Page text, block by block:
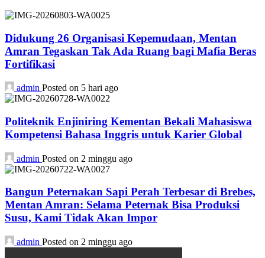
Didukung 26 Organisasi Kepemudaan, Mentan
Amran Tegaskan Tak Ada Ruang bagi Mafia Beras
Fortifikasi
admin Posted on 5 hari ago
Politeknik Enjiniring Kementan Bekali Mahasiswa
Kompetensi Bahasa Inggris untuk Karier Global
admin Posted on 2 minggu ago
Bangun Peternakan Sapi Perah Terbesar di Brebes,
Mentan Amran: Selama Peternak Bisa Produksi
Susu, Kami Tidak Akan Impor
admin Posted on 2 minggu ago